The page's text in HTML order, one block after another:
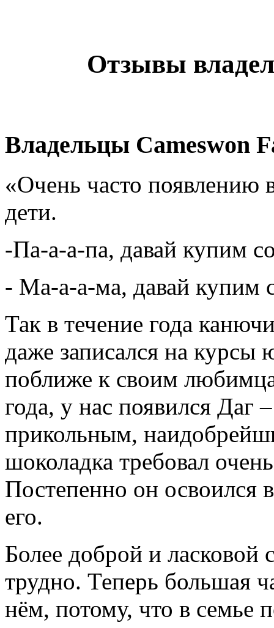
Отзывы
Владельцы Cameswon
«Очень часто появлению
дети.
-Па-а-а-па, давай купим
- Ма-а-а-ма, давай купим
Так в течение года
даже записался на курсы
поближе к своим
года, у нас появился Даг
прикольным,
шоколадка требовал
Постепенно он
его.
Более доброй и ласковой
трудно. Теперь большая
нём, потому, что в семье